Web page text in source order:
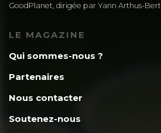
GoodPlanet, dirigée par Yann Arthus-
LE MAGAZINE
Qui sommes-nous ?
Partenaires
Nous contacter
Soutenez-nous